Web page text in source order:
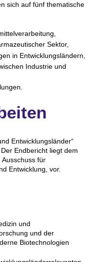
sich auf fünf thematische
Sektor,
in Entwicklungsländern,
Industrie und
Entwicklungsländer“
Endbericht liegt dem
für
Entwicklung, vor.
und
und der
Biotechnologien